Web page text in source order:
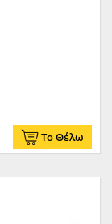
Το Θέλω